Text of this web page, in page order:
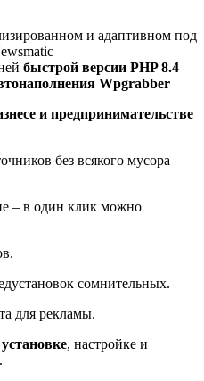
и адаптивном под
быстрой версии PHP 8.4
Wpgrabber
и предпринимательстве
без всякого мусора –
– в один клик можно
сомнительных.
для рекламы.
, настройке и